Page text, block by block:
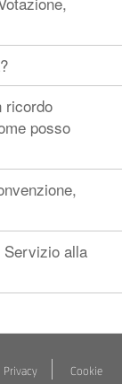
posso
Privacy Cookie